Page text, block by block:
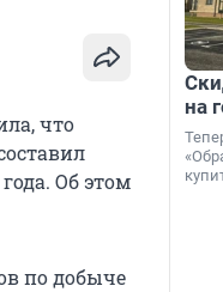
что
Об этом
по добыче
на